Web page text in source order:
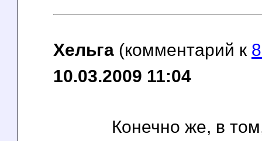
Хельга (комментарий к
10.03.2009 11:04
Конечно же, в